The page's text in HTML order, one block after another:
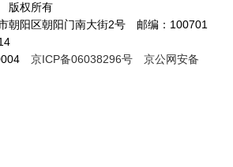
版权所有
朝阳区朝阳门南大街2号 邮编：100701
京ICP备06038296号
京公网安备